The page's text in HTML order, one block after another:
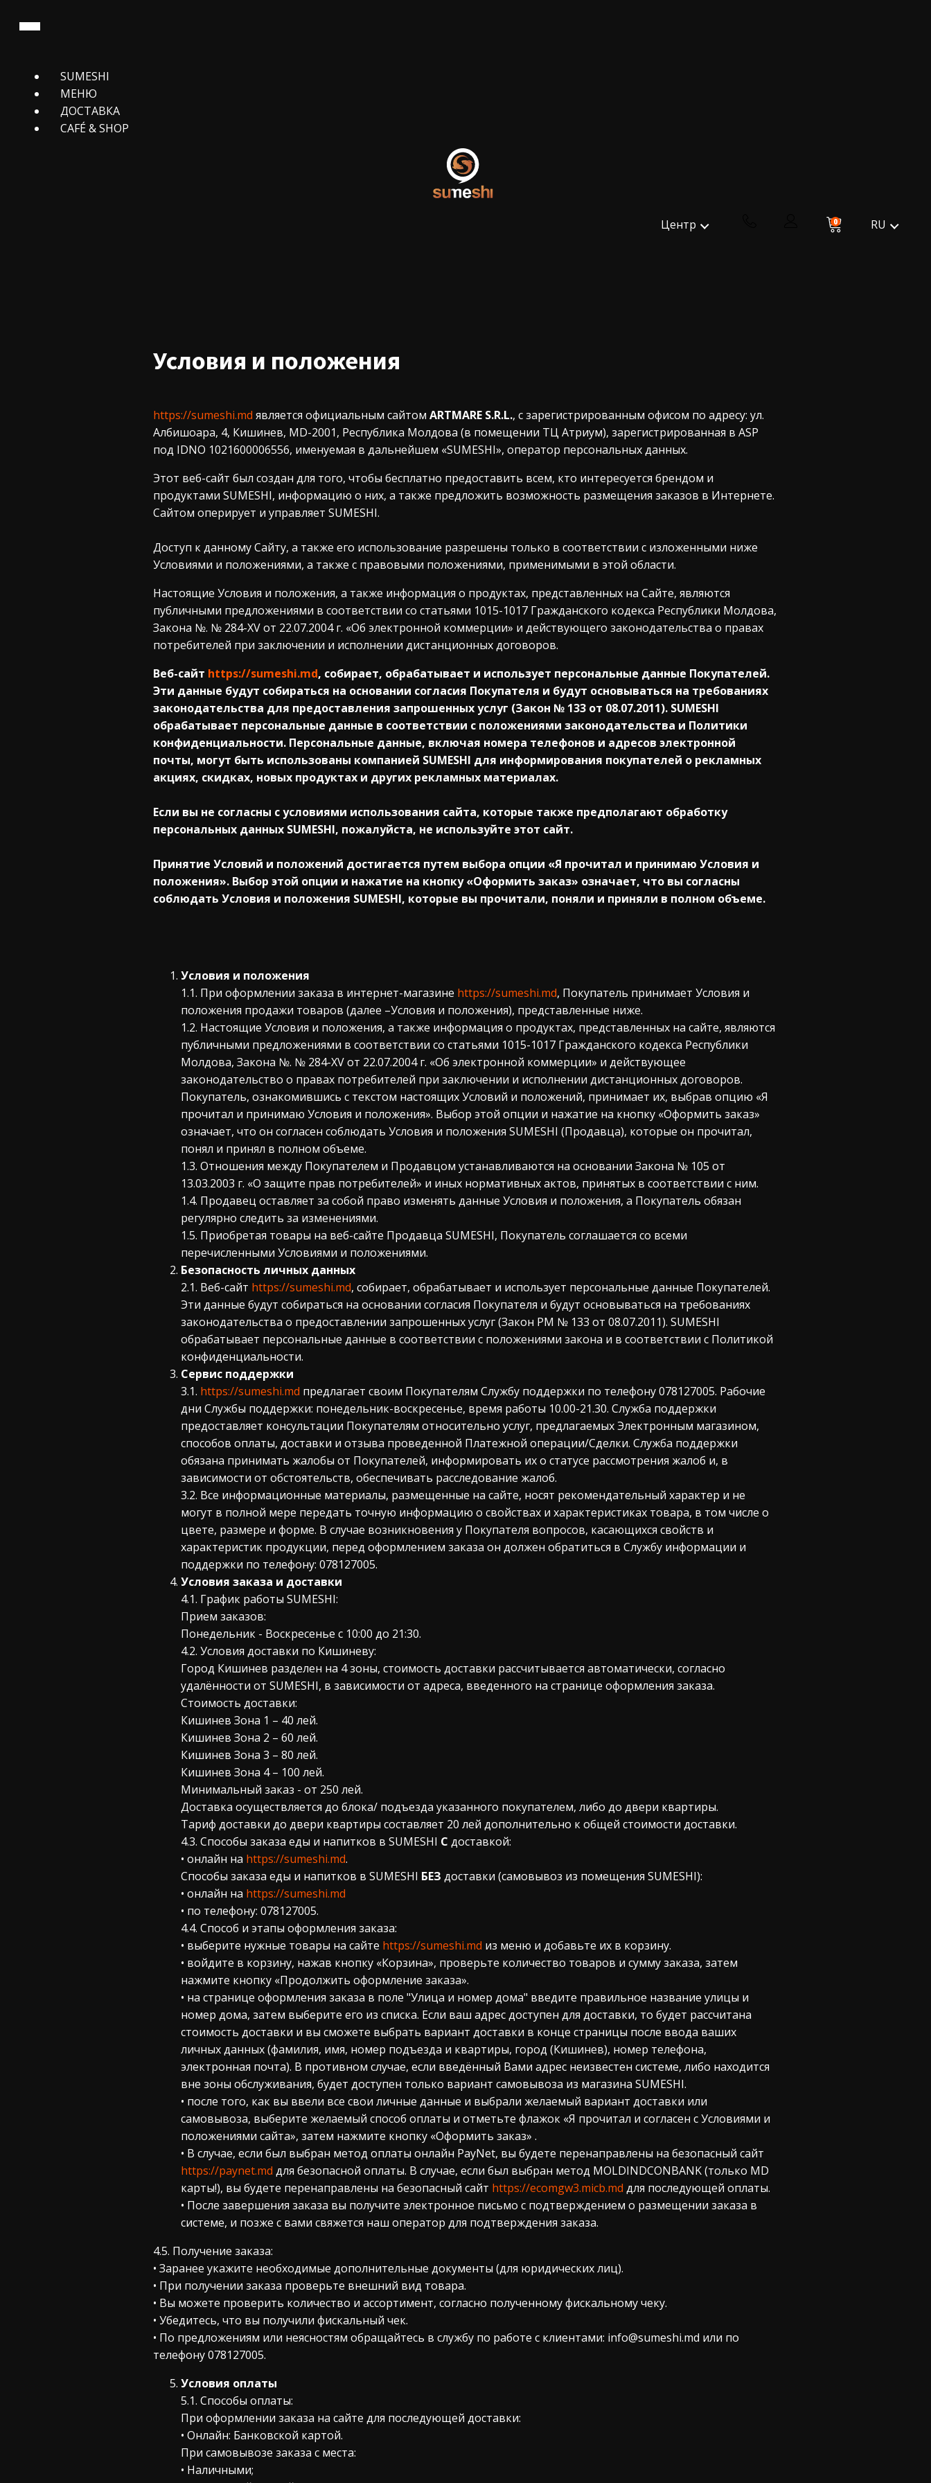
SUMESHI
МЕНЮ
ДОСТАВКА
CAFЕ́ & SHOP
Центр 0 RU
Условия и положения
https://sumeshi.md является официальным сайтомARTMARE S.R.L., с зарегистрированным офисом по адресу: ул.
Албишоара, 4, Кишинев, MD-2001, Республика Молдова (в помещении ТЦ Атриум), зарегистрированная в ASP
под IDNO 1021600006556, именуемая в дальнейшем «SUMESHI», оператор персональных данных.
Этот веб-сайт был создан для того, чтобы бесплатно предоставить всем, кто интересуется брендом и
продуктами SUMESHI, информацию о них, а также предложить возможность размещения заказов в Интернете.
Сайтом оперирует и управляет SUMESHI.
Доступ к данному Сайту, а также его использование разрешены только в соответствии с изложенными ниже
Условиями и положениями, а также с правовыми положениями, применимыми в этой области.
Настоящие Условия и положения, а также информация о продуктах, представленных на Сайте, являются
публичными предложениями в соответствии со статьями 1015-1017 Гражданского кодекса Республики Молдова,
Закона №. № 284-XV от 22.07.2004 г. «Об электронной коммерции» и действующего законодательства о правах
потребителей при заключении и исполнении дистанционных договоров.
Веб-сайт https://sumeshi.md, собирает, обрабатывает и использует персональные данные Покупателей.
Эти данные будут собираться на основании согласия Покупателя и будут основываться на требованиях
законодательства для предоставления запрошенных услуг (Закон № 133 от 08.07.2011). SUMESHI
обрабатывает персональные данные в соответствии с положениями законодательства и Политики
конфиденциальности. Персональные данные, включая номера телефонов и адресов электронной
почты, могут быть использованы компанией SUMESHI для информирования покупателей о рекламных
акциях, скидках, новых продуктах и других рекламных материалах.
Если вы не согласны с условиями использования сайта, которые также предполагают обработку
персональных данных SUMESHI, пожалуйста, не используйте этот сайт.
Принятие Условий и положений достигается путем выбора опции «Я прочитал и принимаю Условия и
положения». Выбор этой опции и нажатие на кнопку «Оформить заказ» означает, что вы согласны
соблюдать Условия и положения SUMESHI, которые вы прочитали, поняли и приняли в полном объеме.
Условия и положения
1.1. При оформлении заказа в интернет-магазине https://sumeshi.md, Покупатель принимает Условия и
положения продажи товаров (далее –Условия и положения), представленные ниже.
1.2. Настоящие Условия и положения, а также информация о продуктах, представленных на сайте, являются
публичными предложениями в соответствии со статьями 1015-1017 Гражданского кодекса Республики
Молдова, Закона №. № 284-XV от 22.07.2004 г. «Об электронной коммерции» и действующее
законодательство о правах потребителей при заключении и исполнении дистанционных договоров.
Покупатель, ознакомившись с текстом настоящих Условий и положений, принимает их, выбрав опцию «Я
прочитал и принимаю Условия и положения». Выбор этой опции и нажатие на кнопку «Оформить заказ»
означает, что он согласен соблюдать Условия и положения SUMESHI (Продавца), которые он прочитал,
понял и принял в полном объеме.
1.3. Отношения между Покупателем и Продавцом устанавливаются на основании Закона № 105 от
13.03.2003 г. «О защите прав потребителей» и иных нормативных актов, принятых в соответствии с ним.
1.4. Продавец оставляет за собой право изменять данные Условия и положения, а Покупатель обязан
регулярно следить за изменениями.
1.5. Приобретая товары на веб-сайте Продавца SUMESHI, Покупатель соглашается со всеми
перечисленными Условиями и положениями.
Безопасность личных данных
2.1. Веб-сайт https://sumeshi.md, собирает, обрабатывает и использует персональные данные Покупателей.
Эти данные будут собираться на основании согласия Покупателя и будут основываться на требованиях
законодательства о предоставлении запрошенных услуг (Закон РМ № 133 от 08.07.2011). SUMESHI
обрабатывает персональные данные в соответствии с положениями закона и в соответствии с Политикой
конфиденциальности.
Сервис поддержки
3.1. https://sumeshi.md предлагает своим Покупателям Службу поддержки по телефону 078127005. Рабочие
дни Службы поддержки: понедельник-воскресенье, время работы 10.00-21.30. Служба поддержки
предоставляет консультации Покупателям относительно услуг, предлагаемых Электронным магазином,
способов оплаты, доставки и отзыва проведенной Платежной операции/Сделки. Служба поддержки
обязана принимать жалобы от Покупателей, информировать их о статусе рассмотрения жалоб и, в
зависимости от обстоятельств, обеспечивать расследование жалоб.
3.2. Все информационные материалы, размещенные на сайте, носят рекомендательный характер и не
могут в полной мере передать точную информацию о свойствах и характеристиках товара, в том числе о
цвете, размере и форме. В случае возникновения у Покупателя вопросов, касающихся свойств и
характеристик продукции, перед оформлением заказа он должен обратиться в Службу информации и
поддержки по телефону: 078127005.
Условия заказа и доставки
4.1. График работы SUMESHI:
Прием заказов:
Понедельник - Воскресенье с 10:00 до 21:30.
4.2. Условия доставки по Кишиневу:
Город Кишинев разделен на 4 зоны, стоимость доставки рассчитывается автоматически, согласно
удалённости от SUMESHI, в зависимости от адреса, введенного на странице оформления заказа.
Стоимость доставки:
Кишинев Зона 1 – 40 лей.
Кишинев Зона 2 – 60 лей.
Кишинев Зона 3 – 80 лей.
Кишинев Зона 4 – 100 лей.
Минимальный заказ - от 250 лей.
Доставка осуществляется до блока/ подъезда указанного покупателем, либо до двери квартиры.
Тариф доставки до двери квартиры составляет 20 лей дополнительно к общей стоимости доставки.
4.3. Способы заказа еды и напитков в SUMESHI С доставкой:
• онлайн на https://sumeshi.md.
Способы заказа еды и напитков в SUMESHI БЕЗ доставки (самовывоз из помещения SUMESHI):
• онлайн на https://sumeshi.md
• по телефону: 078127005.
4.4. Способ и этапы оформления заказа:
• выберите нужные товары на сайте https://sumeshi.md из меню и добавьте их в корзину.
• войдите в корзину, нажав кнопку «Корзина», проверьте количество товаров и сумму заказа, затем
нажмите кнопку «Продолжить оформление заказа».
• на странице оформления заказа в поле "Улица и номер дома" введите правильное название улицы и
номер дома, затем выберите его из списка. Если ваш адрес доступен для доставки, то будет рассчитана
стоимость доставки и вы сможете выбрать вариант доставки в конце страницы после ввода ваших
личных данных (фамилия, имя, номер подъезда и квартиры, город (Кишинев), номер телефона,
электронная почта). В противном случае, если введённый Вами адрес неизвестен системе, либо находится
вне зоны обслуживания, будет доступен только вариант самовывоза из магазина SUMESHI.
• после того, как вы ввели все свои личные данные и выбрали желаемый вариант доставки или
самовывоза, выберите желаемый способ оплаты и отметьте флажок «Я прочитал и согласен с Условиями и
положениями сайта», затем нажмите кнопку «Оформить заказ» .
• В случае, если был выбран метод оплаты онлайн PayNet, вы будете перенаправлены на безопасный сайт
https://paynet.md для безопасной оплаты. В случае, если был выбран метод MOLDINDCONBANK (только MD
карты!), вы будете перенаправлены на безопасный сайт https://ecomgw3.micb.md для последующей оплаты.
• После завершения заказа вы получите электронное письмо с подтверждением о размещении заказа в
системе, и позже с вами свяжется наш оператор для подтверждения заказа.
4.5. Получение заказа:
• Заранее укажите необходимые дополнительные документы (для юридических лиц).
• При получении заказа проверьте внешний вид товара.
• Вы можете проверить количество и ассортимент, согласно полученному фискальному чеку.
• Убедитесь, что вы получили фискальный чек.
• По предложениям или неясностям обращайтесь в службу по работе с клиентами: info@sumeshi.md или по
телефону 078127005.
Условия оплаты
5.1. Способы оплаты:
При оформлении заказа на сайте для последующей доставки:
• Онлайн: Банковской картой.
При самовывозе заказа с места:
• Наличными;